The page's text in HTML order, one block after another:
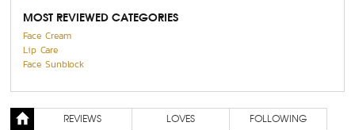
MOST REVIEWED CATEGORIES
Face Cream
Lip Care
Face Sunblock
REVIEWS LOVES FOLLOWING